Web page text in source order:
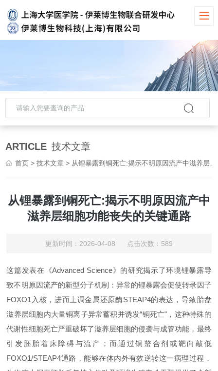
ARTICLE 技术文章
首页 >技术文章 > 从锂暴露到铜死亡:揭示不明原因流产中滋养层细胞功能丧失的关键通路
从锂暴露到铜死亡:揭示不明原因流产中
滋养层细胞功能丧失的关键通路
更新时间：2026-04-08 点击次数：589
这篇发表在《Advanced Science》的研究揭示了环境锂暴露导
致不明原因流产的新型分子机制：异常的锂暴露会促使转录因子
FOXO1入核，进而上调金属还原酶STEAP4的表达，导致胎盘
滋养层细胞内大量铜离子异常蓄积并诱发“铜死亡"，这种特殊的
代谢性细胞死亡严重破坏了滋养层细胞的侵袭与成管功能，最终
引发胚胎着床障碍与流产；而通过铜螯合剂或靶向敲低
FOXO1/STEAP4通路，能够在体内外有效逆转这一病理过程，